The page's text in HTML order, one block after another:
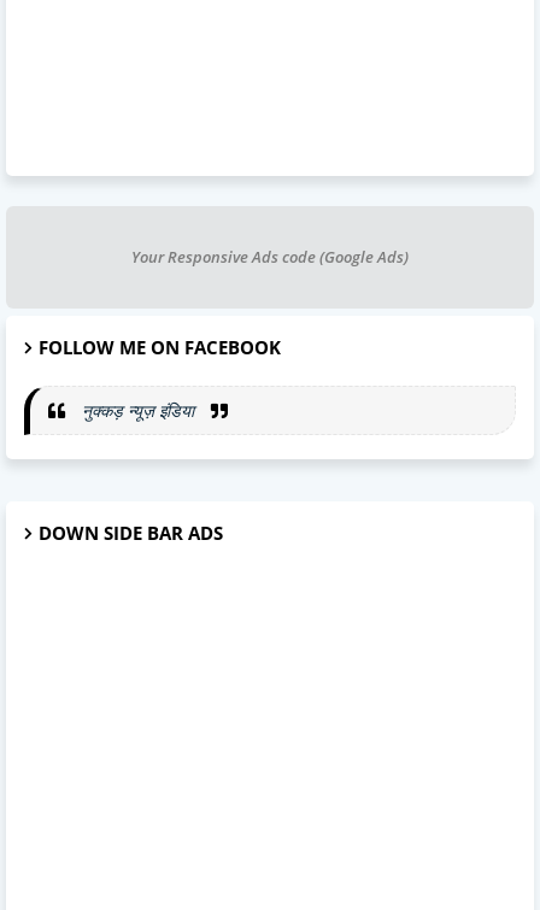
Your Responsive Ads code (Google Ads)
FOLLOW ME ON FACEBOOK
नुक्कड़ न्यूज़ इंडिया
DOWN SIDE BAR ADS